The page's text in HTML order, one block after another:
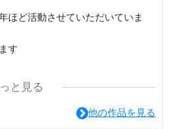
ほど活動させていただいていま
す
と見る
他の作品を見る